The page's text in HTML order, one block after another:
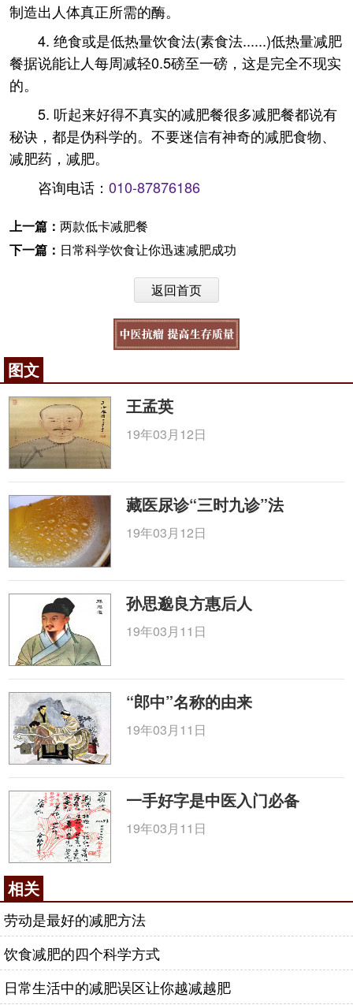
制造出人体真正所需的酶。
4. 绝食或是低热量饮食法(素食法......)低热量减肥
餐据说能让人每周减轻0.5磅至一磅，这是完全不现实
的。
5. 听起来好得不真实的减肥餐很多减肥餐都说有
秘诀，都是伪科学的。不要迷信有神奇的减肥食物、
减肥药，减肥。
咨询电话： 010-87876186
上一篇： 两款低卡减肥餐
下一篇： 日常科学饮食让你迅速减肥成功
返回首页
图文
王孟英
19年03月12日
藏医尿诊“三时九诊”法
19年03月12日
孙思邈良方惠后人
19年03月11日
“郎中”名称的由来
19年03月11日
一手好字是中医入门必备
19年03月11日
相关
劳动是最好的减肥方法
饮食减肥的四个科学方式
日常生活中的减肥误区让你越减越肥